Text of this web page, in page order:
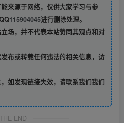
来源于网络，仅供大家学习与参
115904045进行删除处理。
场，并不代表本站赞同其观点和对
布或转载任何违法的相关信息，访
如发现链接失效，请联系我们我们
THE END